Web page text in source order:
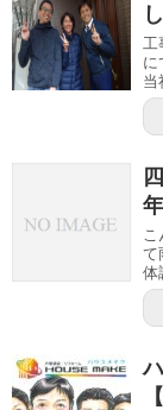
工
に
当
て
体